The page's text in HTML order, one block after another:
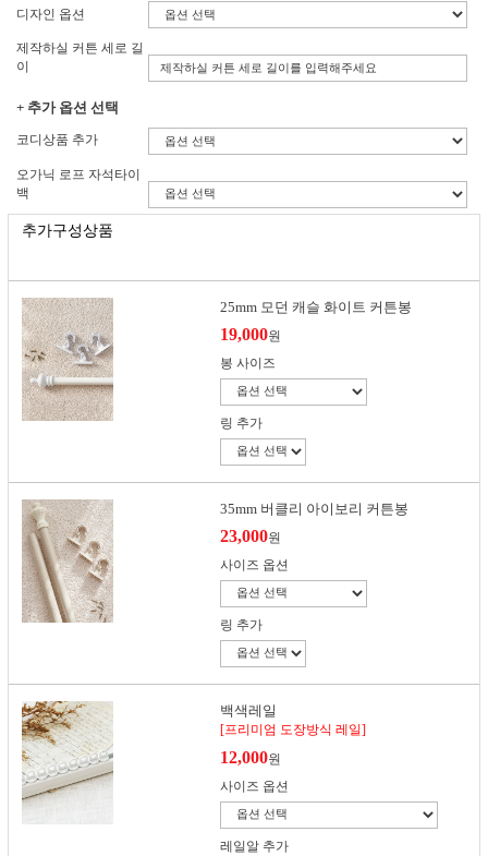
디자인 옵션
제작하실 커튼 세로 길
이
+ 추가 옵션 선택
코디상품 추가
오가닉 로프 자석타이
백
추가구성상품
25mm 모던 캐슬 화이트 커튼봉
19,000원
봉 사이즈
링 추가
35mm 버클리 아이보리 커튼봉
23,000원
사이즈 옵션
링 추가
백색레일
[프리미엄 도장방식 레일]
12,000원
사이즈 옵션
레일알 추가